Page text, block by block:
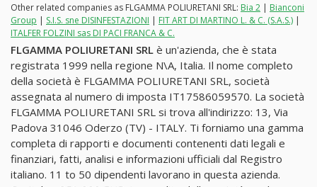
Other related companies as FLGAMMA POLIURETANI SRL: Bia 2 | Bianconi
Group | S.I.S. sne DISINFESTAZIONI | FIT ART DI MARTINO L. & C. (S.A.S.) |
ITALFER FOLZINI sas DI PACI FRANCA & C.
FLGAMMA POLIURETANI SRL è un'azienda, che è stata
registrata 1999 nella regione N\A, Italia. Il nome completo
della società è FLGAMMA POLIURETANI SRL, società
assegnata al numero di imposta IT17586059570. La società
FLGAMMA POLIURETANI SRL si trova all'indirizzo: 13, Via
Padova 31046 Oderzo (TV) - ITALY. Ti forniamo una gamma
completa di rapporti e documenti contenenti dati legali e
finanziari, fatti, analisi e informazioni ufficiali dal Registro
italiano. 11 to 50 dipendenti lavorano in questa azienda.